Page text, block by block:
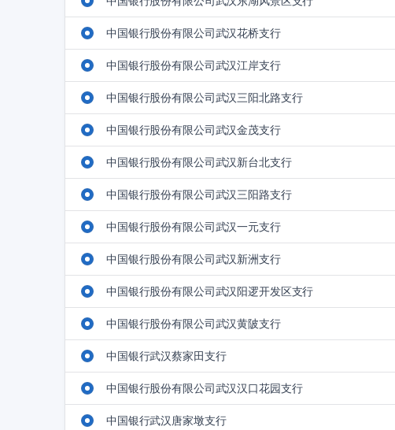
中国银行股份有限公司武汉花桥支行
中国银行股份有限公司武汉江岸支行
中国银行股份有限公司武汉三阳北路支行
中国银行股份有限公司武汉金茂支行
中国银行股份有限公司武汉新台北支行
中国银行股份有限公司武汉三阳路支行
中国银行股份有限公司武汉一元支行
中国银行股份有限公司武汉新洲支行
中国银行股份有限公司武汉阳逻开发区支行
中国银行股份有限公司武汉黄陂支行
中国银行武汉蔡家田支行
中国银行股份有限公司武汉汉口花园支行
中国银行武汉唐家墩支行